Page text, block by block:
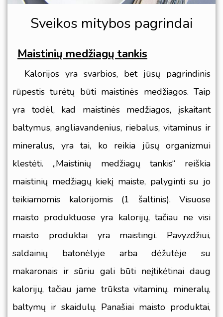
Sveikos mitybos pagrindai
Maistinių medžiagų tankis
Kalorijos yra svarbios, bet jūsų pagrindinis
rūpestis turėtų būti maistinės medžiagos. Taip
yra todėl, kad maistinės medžiagos, įskaitant
baltymus, angliavandenius, riebalus, vitaminus ir
mineralus, yra tai, ko reikia jūsų organizmui
klestėti. „Maistinių medžiagų tankis“ reiškia
maistinių medžiagų kiekį maiste, palyginti su jo
teikiamomis kalorijomis (1 šaltinis). Visuose
maisto produktuose yra kalorijų, tačiau ne visi
maisto produktai yra maistingi. Pavyzdžiui,
saldainių batonėlyje arba dėžutėje su
makaronais ir sūriu gali būti neįtikėtinai daug
kalorijų, tačiau jame trūksta vitaminų, mineralų,
baltymų ir skaidulų. Panašiai maisto produktai,